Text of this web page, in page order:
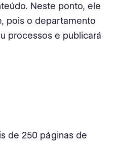
Neste ponto, ele
pois o departamento
processos e publicará
de 250 páginas de